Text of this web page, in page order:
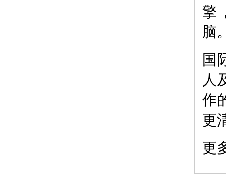
擎
脑
国
人
作
更
更